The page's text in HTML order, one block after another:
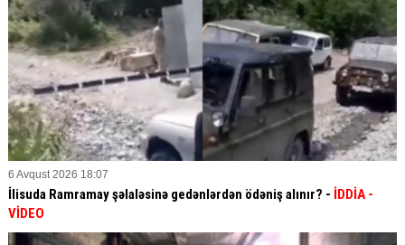
6 Avqust 2026 18:07
İlisuda Ramramay şəlaləsinə gedənlərdən ödəniş alınır? - İDDİA -
VİDEO